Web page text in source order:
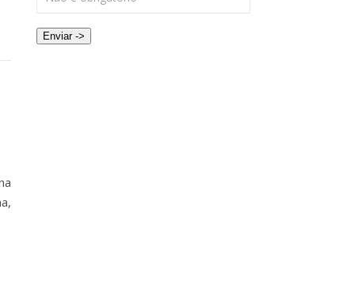
Enviar ->